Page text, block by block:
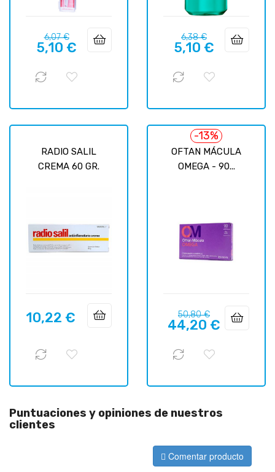
Precio
regular
6,07 €Precio
5,10 €
Precio
regular
6,38 €Precio
5,10 €
RADIO SALIL
CREMA 60 GR.
Precio
10,22 €
OFTAN MÁCULA
OMEGA - 90...
-13%
Precio
regular
50,80 €Precio
44,20 €
Puntuaciones y opiniones de nuestros
clientes
Comentar producto